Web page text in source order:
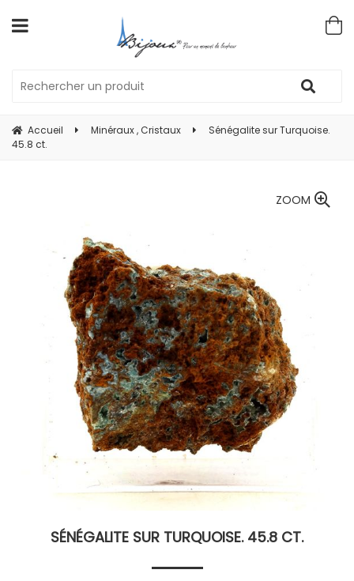
Accueil Minéraux , Cristaux
Sénégalite sur Turquoise.
45.8 ct.
ZOOM
SÉNÉGALITE SUR TURQUOISE. 45.8 CT.